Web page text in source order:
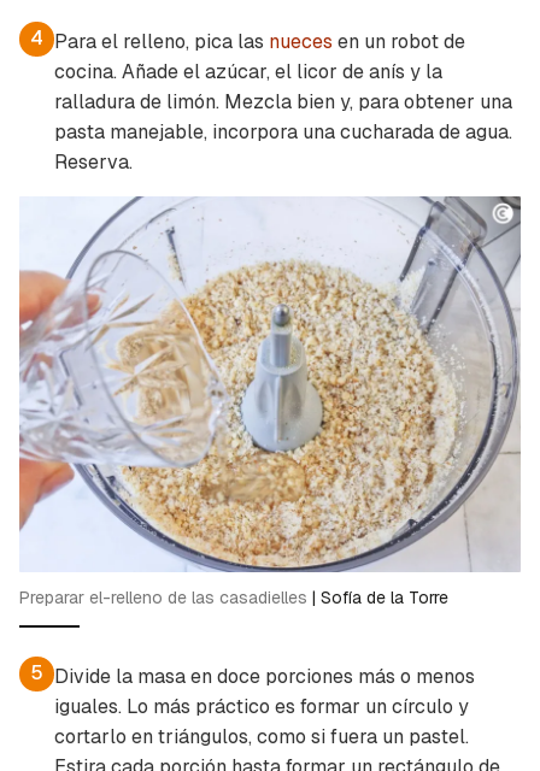
INICIAR SESIÓN CANCELAR
4 Para el relleno, pica las nueces en un robot de
cocina. Añade el azúcar, el licor de anís y la
ralladura de limón. Mezcla bien y, para obtener una
pasta manejable, incorpora una cucharada de agua.
Reserva.
Preparar el-relleno de las casadielles | Sofía de la Torre
5 Divide la masa en doce porciones más o menos
iguales. Lo más práctico es formar un círculo y
cortarlo en triángulos, como si fuera un pastel.
ACEPTAR